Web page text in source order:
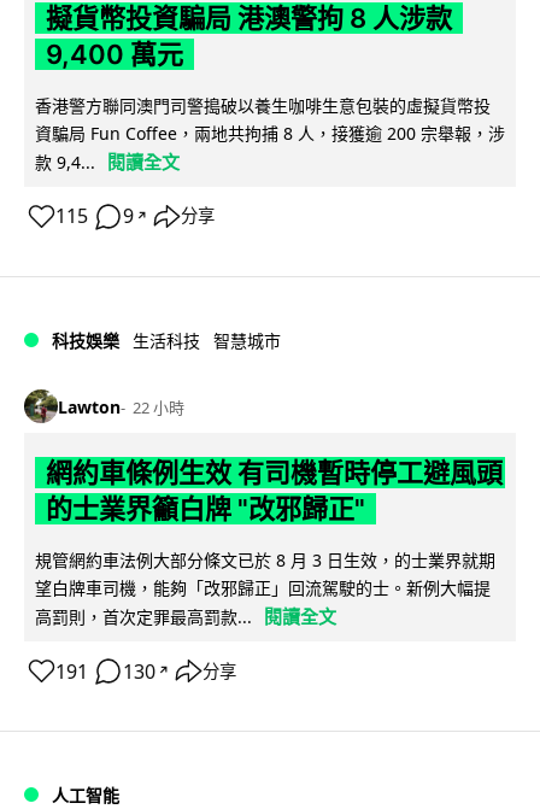
擬貨幣投資騙局 港澳警拘 8 人涉款
9,400 萬元
香港警方聯同澳門司警搗破以養生咖啡生意包裝的虛擬貨幣投
資騙局 Fun Coffee，兩地共拘捕 8 人，接獲逾 200 宗舉報，涉
款 9,4...
閱讀全文
115 9 ↗ 分享
科技娛樂 生活科技 智慧城市
Lawton 22 小時
網約車條例生效 有司機暫時停工避風頭
的士業界籲白牌 "改邪歸正"
規管網約車法例大部分條文已於 8 月 3 日生效，的士業界就期
望白牌車司機，能夠「改邪歸正」回流駕駛的士。新例大幅提
高罰則，首次定罪最高罰款...
閱讀全文
191 130 ↗ 分享
人工智能